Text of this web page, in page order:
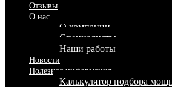
Отзывы
О нас
О компании
Специалисты
Наши работы
Новости
Полезная информация
Калькулятор подбора